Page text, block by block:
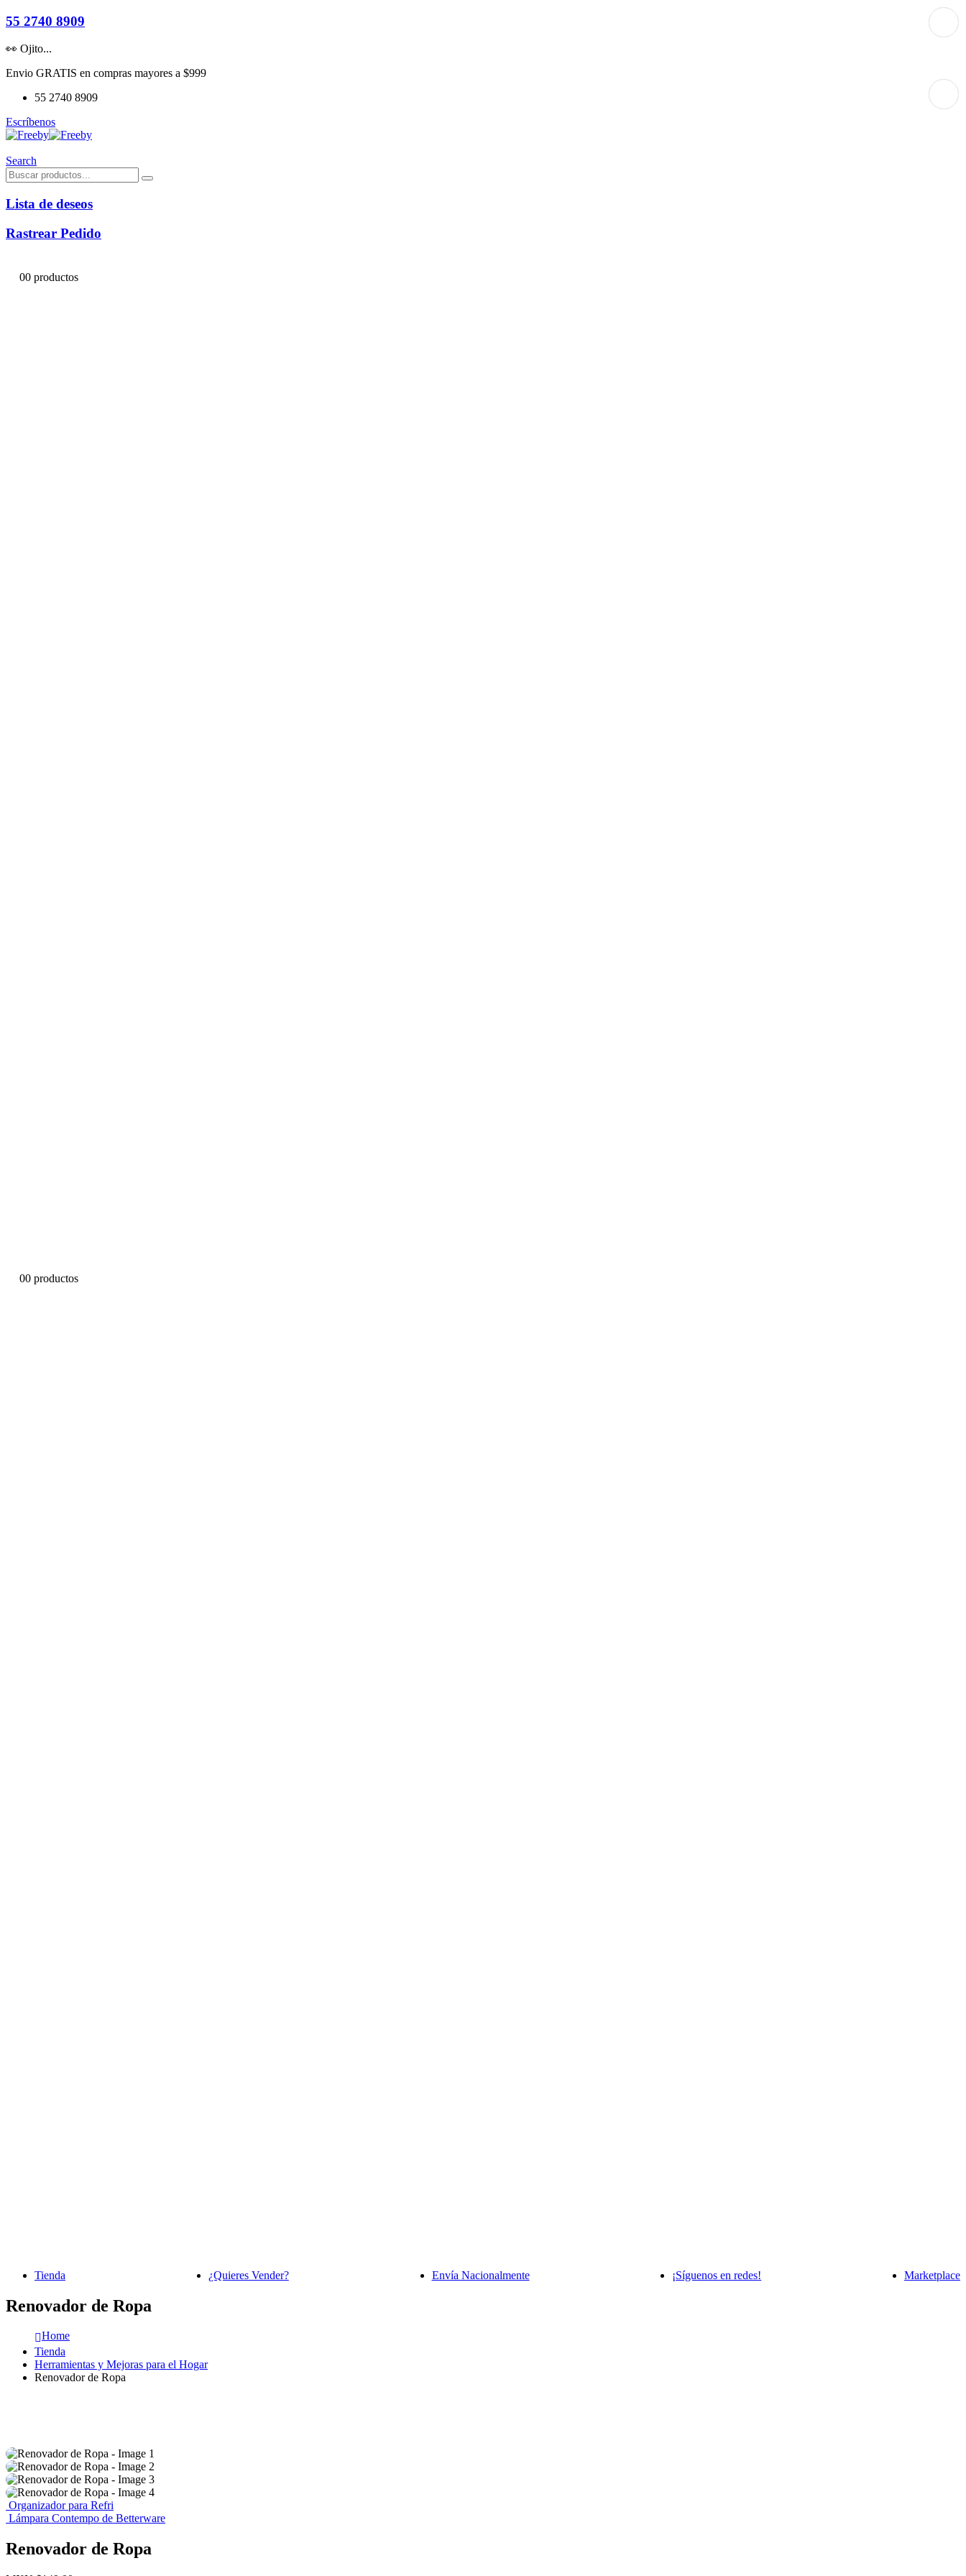
55 2740 8909
👀 Ojito...
Envio GRATIS en compras mayores a $999
55 2740 8909
Escríbenos
Search
Lista de deseos
Rastrear Pedido
00 productos
00 productos
Tienda ¿Quieres Vender? Envía Nacionalmente ¡Síguenos en redes! Marketplace
Renovador de Ropa
Home
Tienda
Herramientas y Mejoras para el Hogar
Renovador de Ropa
Organizador para Refri
Lámpara Contempo de Betterware
Renovador de Ropa